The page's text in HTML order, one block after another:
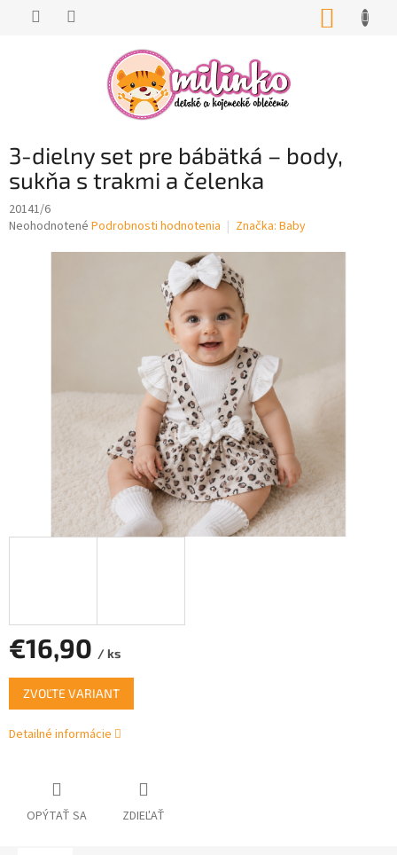
3-dielny set pre bábätká – body,
sukňa s trakmi a čelenka
20141/6
Priemerné
Neohodnotené Podrobnosti hodnotenia Značka: Baby
€16,90 / ks
Jednotková
cena:
ZVOĽTE VARIANT
Detailné informácie
OPÝTAŤ SA ZDIEĽAŤ